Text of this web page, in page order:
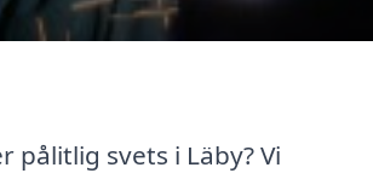
pålitlig svets i Läby? Vi